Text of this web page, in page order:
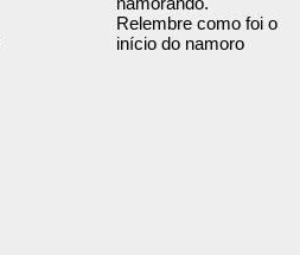
Relembre como foi o
início do namoro